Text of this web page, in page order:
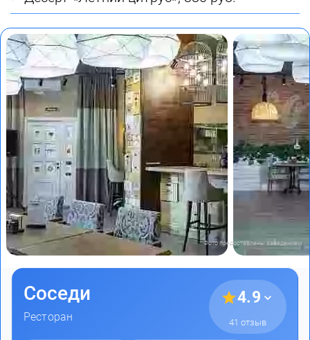
Фото предоставлены заведением
Соседи
Ресторан
4.9
41 отзыв